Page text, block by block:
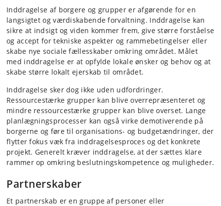
Inddragelse af borgere og grupper er afgørende for en
langsigtet og værdiskabende forvaltning. Inddragelse kan
sikre at indsigt og viden kommer frem, give større forståelse
og accept for tekniske aspekter og rammebetingelser eller
skabe nye sociale fællesskaber omkring området. Målet
med inddragelse er at opfylde lokale ønsker og behov og at
skabe større lokalt ejerskab til området.
Inddragelse sker dog ikke uden udfordringer.
Ressourcestærke grupper kan blive overrepræsenteret og
mindre ressourcestærke grupper kan blive overset. Lange
planlægningsprocesser kan også virke demotiverende på
borgerne og føre til organisations- og budgetændringer, der
flytter fokus væk fra inddragelsesproces og det konkrete
projekt. Generelt kræver inddragelse, at der sættes klare
rammer op omkring beslutningskompetence og muligheder.
Partnerskaber
Et partnerskab er en gruppe af personer eller